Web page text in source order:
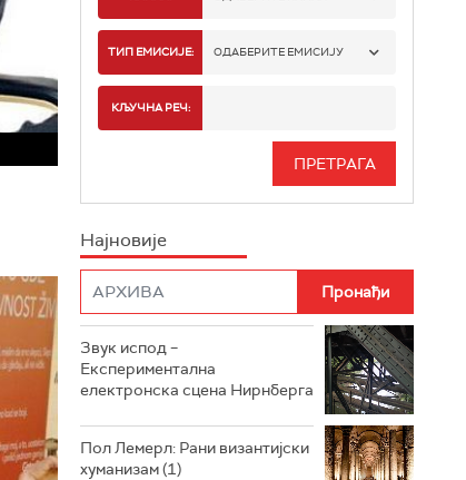
РАДИО БЕОГРАД 1
РАДИО БЕОГРАД 3
РАДИО РОКЕНРОЛЕР
РАДИО ЏУБОКС
РАДИО ВРТЕШКА
РАДИО ЏЕЗЕР
ТИП ЕМИСИЈЕ: ОДАБЕРИТЕ ЕМИСИЈУ
ИНФО
КЉУЧНА РЕЧ:
Најновије
Звук испод –
Експериментална
електронска сцена Нирнберга
Пол Лемерл: Рани византијски
хуманизам (1)